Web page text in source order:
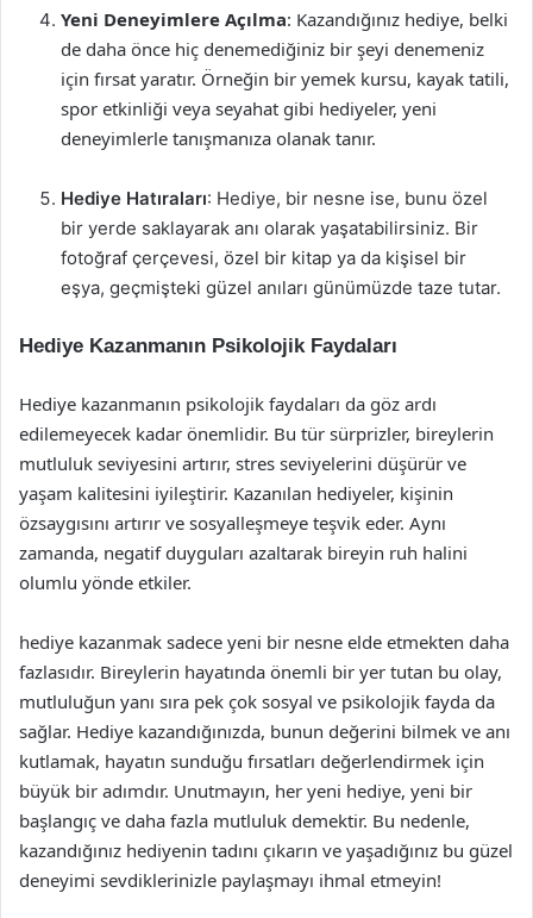
Yeni Deneyimlere Açılma: Kazandığınız hediye, belki
de daha önce hiç denemediğiniz bir şeyi denemeniz
için fırsat yaratır. Örneğin bir yemek kursu, kayak tatili,
spor etkinliği veya seyahat gibi hediyeler, yeni
deneyimlerle tanışmanıza olanak tanır.
Hediye Hatıraları: Hediye, bir nesne ise, bunu özel
bir yerde saklayarak anı olarak yaşatabilirsiniz. Bir
fotoğraf çerçevesi, özel bir kitap ya da kişisel bir
eşya, geçmişteki güzel anıları günümüzde taze tutar.
Hediye Kazanmanın Psikolojik Faydaları
Hediye kazanmanın psikolojik faydaları da göz ardı
edilemeyecek kadar önemlidir. Bu tür sürprizler, bireylerin
mutluluk seviyesini artırır, stres seviyelerini düşürür ve
yaşam kalitesini iyileştirir. Kazanılan hediyeler, kişinin
özsaygısını artırır ve sosyalleşmeye teşvik eder. Aynı
zamanda, negatif duyguları azaltarak bireyin ruh halini
olumlu yönde etkiler.
hediye kazanmak sadece yeni bir nesne elde etmekten daha
fazlasıdır. Bireylerin hayatında önemli bir yer tutan bu olay,
mutluluğun yanı sıra pek çok sosyal ve psikolojik fayda da
sağlar. Hediye kazandığınızda, bunun değerini bilmek ve anı
kutlamak, hayatın sunduğu fırsatları değerlendirmek için
büyük bir adımdır. Unutmayın, her yeni hediye, yeni bir
başlangıç ve daha fazla mutluluk demektir. Bu nedenle,
kazandığınız hediyenin tadını çıkarın ve yaşadığınız bu güzel
deneyimi sevdiklerinizle paylaşmayı ihmal etmeyin!